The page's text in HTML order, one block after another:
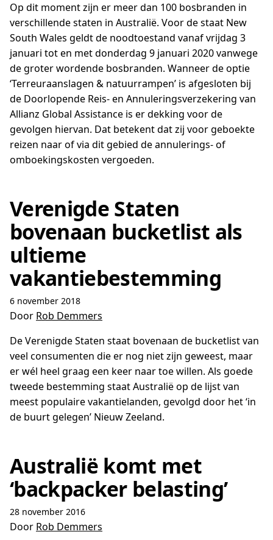
Op dit moment zijn er meer dan 100 bosbranden in
verschillende staten in Australië. Voor de staat New
South Wales geldt de noodtoestand vanaf vrijdag 3
januari tot en met donderdag 9 januari 2020 vanwege
de groter wordende bosbranden. Wanneer de optie
‘Terreuraanslagen & natuurrampen’ is afgesloten bij
de Doorlopende Reis- en Annuleringsverzekering van
Allianz Global Assistance is er dekking voor de
gevolgen hiervan. Dat betekent dat zij voor geboekte
reizen naar of via dit gebied de annulerings- of
omboekingskosten vergoeden.
Verenigde Staten
bovenaan bucketlist als
ultieme
vakantiebestemming
6 november 2018
Door Rob Demmers
De Verenigde Staten staat bovenaan de bucketlist van
veel consumenten die er nog niet zijn geweest, maar
er wél heel graag een keer naar toe willen. Als goede
tweede bestemming staat Australië op de lijst van
meest populaire vakantielanden, gevolgd door het ‘in
de buurt gelegen’ Nieuw Zeeland.
Australië komt met
‘backpacker belasting’
28 november 2016
Door Rob Demmers